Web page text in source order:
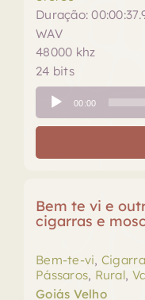
Duração:
WAV
48000 khz
24 bits
Tocador
de
áudio
00:00
Bem te vi e
cigarras e
Bem-te-vi, Cigarra
Pássaros, Rural,
Goiás Velho